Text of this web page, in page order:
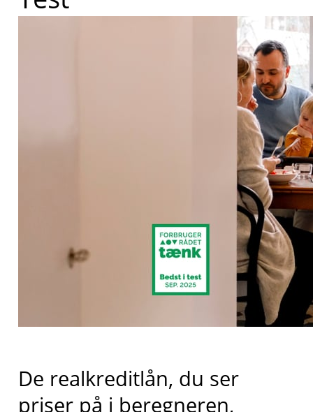
De realkreditlån, du ser
priser på i beregneren,